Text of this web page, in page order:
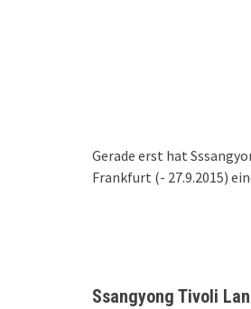
Gerade erst hat
Frankfurt (- 27.9.2015)
Ssangyong Tivoli